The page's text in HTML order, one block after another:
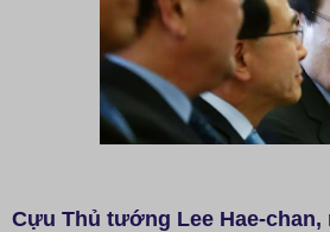
Cựu Thủ tướng Lee Hae-